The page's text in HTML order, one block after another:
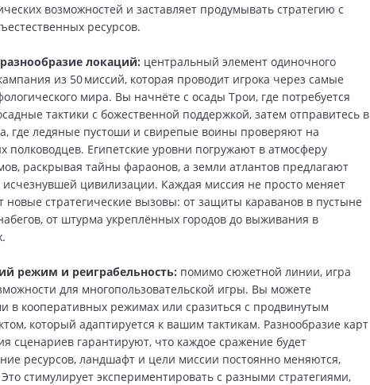
возможностей и заставляет продумывать стратегию с
ресурсов.
локаций: центральный элемент одиночного
из 50 миссий, которая проводит игрока через самые
мира. Вы начнёте с осады Трои, где потребуется
тактики с божественной поддержкой, затем отправитесь в
где ледяные пустоши и свирепые воины проверяют на
полководцев. Египетские уровни погружают в атмосферу
раскрывая тайны фараонов, а земли атлантов предлагают
исчезнувшей цивилизации. Каждая миссия не просто меняет
стратегические вызовы: от защиты караванов в пустыне
от штурма укреплённых городов до выживания в
режим и реиграбельность: помимо сюжетной линии, игра
для многопользовательской игры. Вы можете
в кооперативных режимах или сразиться с продвинутым
который адаптируется к вашим тактикам. Разнообразие карт
сценариев гарантируют, что каждое сражение будет
ресурсов, ландшафт и цели миссии постоянно меняются,
Это стимулирует экспериментировать с разными стратегиями,